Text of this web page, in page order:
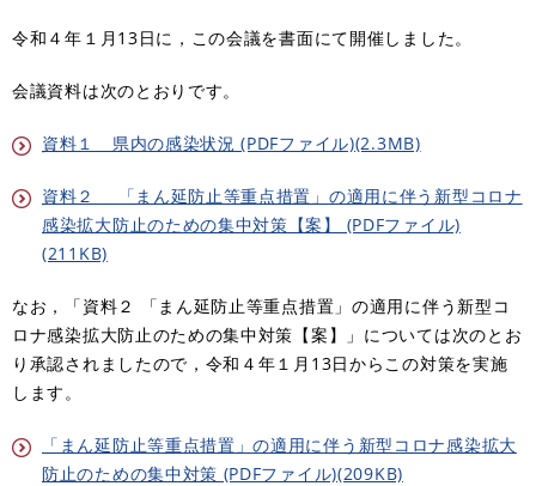
令和４年１月13日に，この会議を書面にて開催しました。
会議資料は次のとおりです。
資料１ 県内の感染状況 (PDFファイル)(2.3MB)
資料２ 「まん延防止等重点措置」の適用に伴う新型コロナ
感染拡大防止のための集中対策【案】 (PDFファイル)
(211KB)
なお，「資料２ 「まん延防止等重点措置」の適用に伴う新型コ
ロナ感染拡大防止のための集中対策【案】」については次のとお
り承認されましたので，令和４年１月13日からこの対策を実施
します。
「まん延防止等重点措置」の適用に伴う新型コロナ感染拡大
防止のための集中対策 (PDFファイル)(209KB)